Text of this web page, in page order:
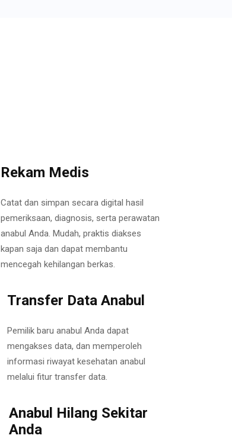
Rekam Medis
Catat dan simpan secara digital hasil
pemeriksaan, diagnosis, serta perawatan
anabul Anda. Mudah, praktis diakses
kapan saja dan dapat membantu
mencegah kehilangan berkas.
Transfer Data Anabul
Pemilik baru anabul Anda dapat
mengakses data, dan memperoleh
informasi riwayat kesehatan anabul
melalui fitur transfer data.
Anabul Hilang Sekitar
Anda